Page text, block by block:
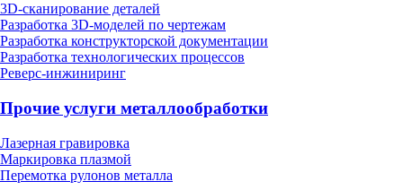
3D-сканирование деталей
Разработка 3D-моделей по чертежам
Разработка конструкторской документации
Разработка технологических процессов
Реверс-инжиниринг
Прочие услуги металлообработки
Лазерная гравировка
Маркировка плазмой
Перемотка рулонов металла